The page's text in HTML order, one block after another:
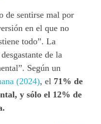
de sentirse mal por
en el que no
todo”. La
de la
Según un
(2024), el 71% de
y sólo el 12% de